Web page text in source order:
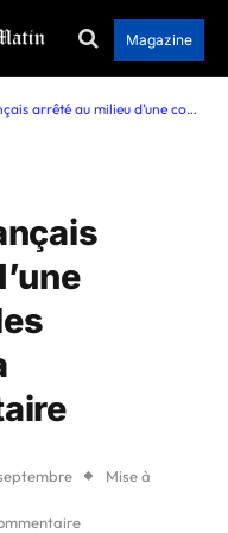
Magazine
controverse sur les reportages sur la coopération militaire
Mise à